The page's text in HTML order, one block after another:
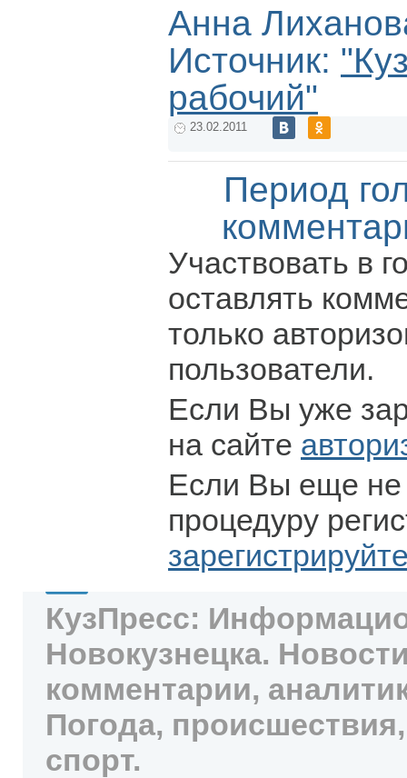
Анна
Источник:
рабочий"
23.02.2011
Период
Участвовать в
оставлять
только
пользователи.
Если Вы уже
на сайте
Если Вы еще не
процедуру
КузПресс:
Новокузнецка.
комментарии,
Погода,
спорт.